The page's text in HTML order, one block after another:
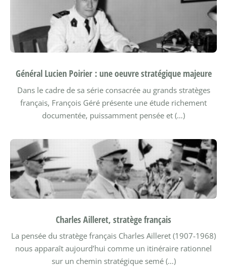
Général Lucien Poirier : une oeuvre stratégique majeure
Dans le cadre de sa série consacrée au grands stratèges
français, François Géré présente une étude richement
documentée, puissamment pensée et (…)
Charles Ailleret, stratège français
La pensée du stratège français Charles Ailleret (1907-1968)
nous apparaît aujourd’hui comme un itinéraire rationnel
sur un chemin stratégique semé (…)